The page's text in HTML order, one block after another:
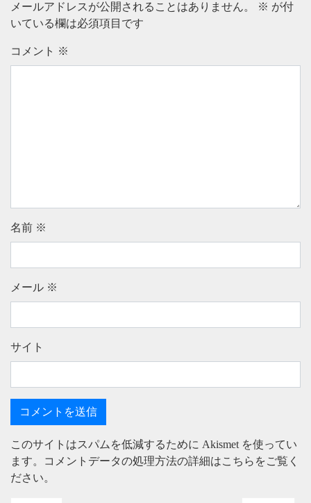
メールアドレスが公開されることはありません。 ※ が付
いている欄は必須項目です
コメント ※
名前 ※
メール ※
サイト
このサイトはスパムを低減するために Akismet を使ってい
ます。
コメントデータの処理方法の詳細はこちらをご覧く
ださい。